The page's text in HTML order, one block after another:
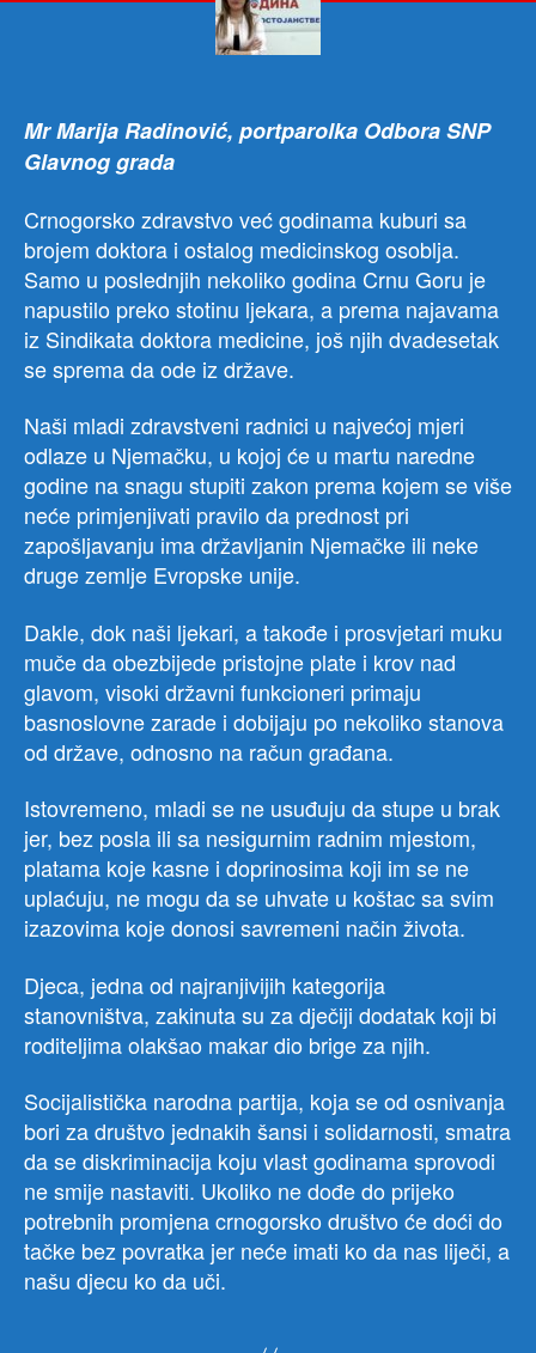
Mr Marija Radinović, portparolka Odbora SNP
Glavnog grada
Crnogorsko zdravstvo već godinama kuburi sa
brojem doktora i ostalog medicinskog osoblja.
Samo u poslednjih nekoliko godina Crnu Goru je
napustilo preko stotinu ljekara, a prema najavama
iz Sindikata doktora medicine, još njih dvadesetak
se sprema da ode iz države.
Naši mladi zdravstveni radnici u najvećoj mjeri
odlaze u Njemačku, u kojoj će u martu naredne
godine na snagu stupiti zakon prema kojem se više
neće primjenjivati pravilo da prednost pri
zapošljavanju ima državljanin Njemačke ili neke
druge zemlje Evropske unije.
Dakle, dok naši ljekari, a takođe i prosvjetari muku
muče da obezbijede pristojne plate i krov nad
glavom, visoki državni funkcioneri primaju
basnoslovne zarade i dobijaju po nekoliko stanova
od države, odnosno na račun građana.
Istovremeno, mladi se ne usuđuju da stupe u brak
jer, bez posla ili sa nesigurnim radnim mjestom,
platama koje kasne i doprinosima koji im se ne
uplaćuju, ne mogu da se uhvate u koštac sa svim
izazovima koje donosi savremeni način života.
Djeca, jedna od najranjivijih kategorija
stanovništva, zakinuta su za dječiji dodatak koji bi
roditeljima olakšao makar dio brige za njih.
Socijalistička narodna partija, koja se od osnivanja
bori za društvo jednakih šansi i solidarnosti, smatra
da se diskriminacija koju vlast godinama sprovodi
ne smije nastaviti. Ukoliko ne dođe do prijeko
potrebnih promjena crnogorsko društvo će doći do
tačke bez povratka jer neće imati ko da nas liječi, a
našu djecu ko da uči.